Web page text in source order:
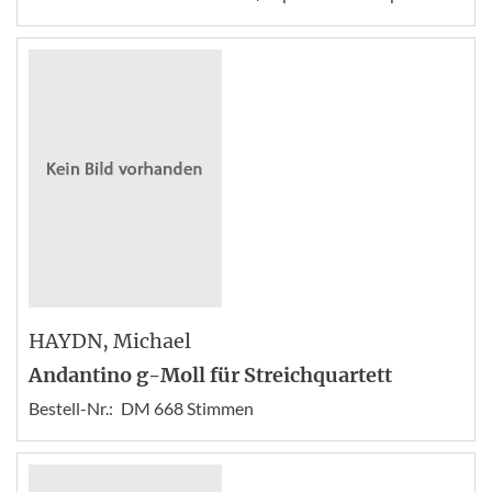
HAYDN, Michael
Andantino g-Moll für Streichquartett
Bestell-Nr.: DM 668 Stimmen